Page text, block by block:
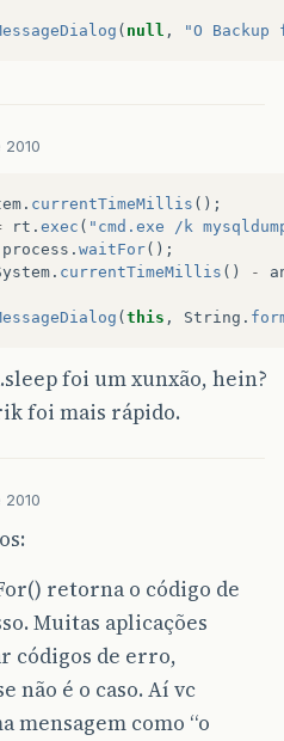
( null , "O
2010
. currentTimeMillis ();
rt . exec ( "cmd.exe /k
process . waitFor();
. currentTimeMillis () -
( this , String .
foi um xunxão, hein?
foi mais rápido.
2010
retorna o código de
Muitas aplicações
códigos de erro,
não é o caso. Aí vc
mensagem como “o